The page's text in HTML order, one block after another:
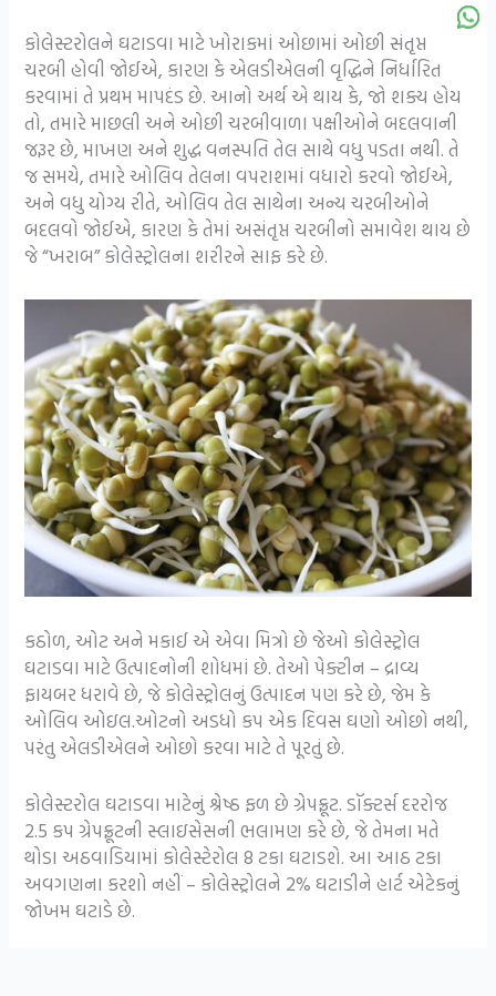
કોલેસ્ટરોલને ઘટાડવા માટે ખોરાકમાં ઓછામાં ઓછી સંતૃપ્ત
ચરબી હોવી જોઈએ, કારણ કે એલડીએલની વૃદ્ધિને નિર્ધારિત
કરવામાં તે પ્રથમ માપદંડ છે. આનો અર્થ એ થાય કે, જો શક્ય હોય
તો, તમારે માછલી અને ઓછી ચરબીવાળા પક્ષીઓને બદલવાની
જરૂર છે, માખણ અને શુદ્ધ વનસ્પતિ તેલ સાથે વધુ પડતા નથી. તે
જ સમયે, તમારે ઓલિવ તેલના વપરાશમાં વધારો કરવો જોઈએ,
અને વધુ યોગ્ય રીતે, ઓલિવ તેલ સાથેના અન્ય ચરબીઓને
બદલવો જોઈએ, કારણ કે તેમાં અસંતૃપ્ત ચરબીનો સમાવેશ થાય છે
જે “ખરાબ” કોલેસ્ટ્રોલના શરીરને સાફ કરે છે.
કઠોળ, ઓટ અને મકાઈ એ એવા મિત્રો છે જેઓ કોલેસ્ટ્રોલ
ઘટાડવા માટે ઉત્પાદનોની શોધમાં છે. તેઓ પેક્ટીન – દ્રાવ્ય
ફાયબર ધરાવે છે, જે કોલેસ્ટ્રોલનું ઉત્પાદન પણ કરે છે, જેમ કે
ઓલિવ ઓઇલ.ઓટનો અડધો કપ એક દિવસ ઘણો ઓછો નથી,
પરંતુ એલડીએલને ઓછો કરવા માટે તે પૂરતું છે.
કોલેસ્ટરોલ ઘટાડવા માટેનું શ્રેષ્ઠ ફળ છે ગ્રેપફ્રૂટ. ડૉક્ટર્સ દરરોજ
2.5 કપ ગ્રેપફ્રૂટની સ્લાઇસેસની ભલામણ કરે છે, જે તેમના મતે
થોડા અઠવાડિયામાં કોલેસ્ટેરોલ 8 ટકા ઘટાડશે. આ આઠ ટકા
અવગણના કરશો નહીં – કોલેસ્ટ્રોલને 2% ઘટાડીને હાર્ટ એટેકનું
જોખમ ઘટાડે છે.